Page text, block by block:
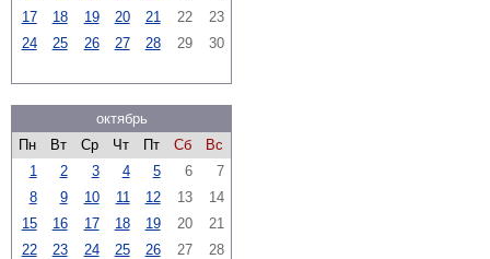
17
18 19 20 21 22
23
24
25 26 27 28 29 30
октябрь
Пн
Вт Ср Чт Пт Сб
Вс
1
2 3 4 5 6
7
8
9 10 11 12 13
14
15
16 17 18 19 20
21
22
23 24 25 26 27
28